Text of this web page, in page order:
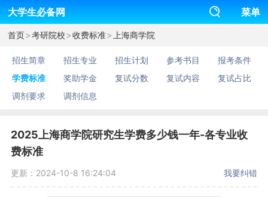
大学生必备网 菜单
首页>考研院校>收费标准> 上海商学院
招生简章 招生专业 招生计划 参考书目
报考条件
学费标准
奖助学金 复试分数 复试内容
复试占比
调剂要求
调剂信息
2025上海商学院研究生学费多少钱一年-各专业收
费标准
更新：2024-10-8 16:24:04 我要纠错